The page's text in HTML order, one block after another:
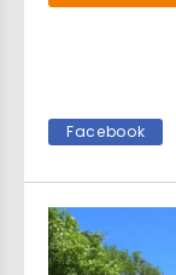
Facebook